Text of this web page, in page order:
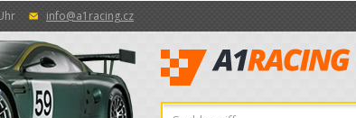
info@a1racing.cz